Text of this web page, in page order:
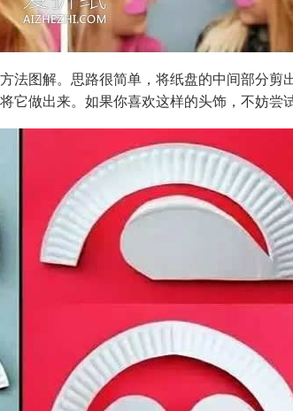
法图解。思路很简单，将纸盘的中间部分剪
它做出来。如果你喜欢这样的头饰，不妨尝